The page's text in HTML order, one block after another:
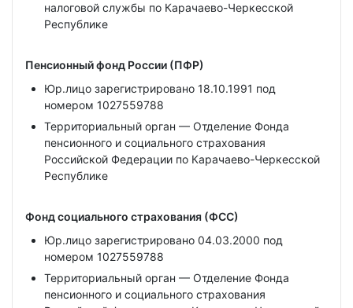
налоговой службы по Карачаево-Черкесской
Республике
Пенсионный фонд России (ПФР)
Юр.лицо зарегистрировано 18.10.1991 под
номером 1027559788
Территориальный орган — Отделение Фонда
пенсионного и социального страхования
Российской Федерации по Карачаево-Черкесской
Республике
Фонд социального страхования (ФСС)
Юр.лицо зарегистрировано 04.03.2000 под
номером 1027559788
Территориальный орган — Отделение Фонда
пенсионного и социального страхования